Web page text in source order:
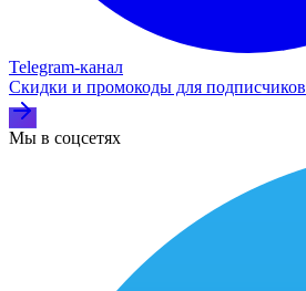
Telegram‑канал
Скидки и промокоды для подписчиков
Мы в соцсетях